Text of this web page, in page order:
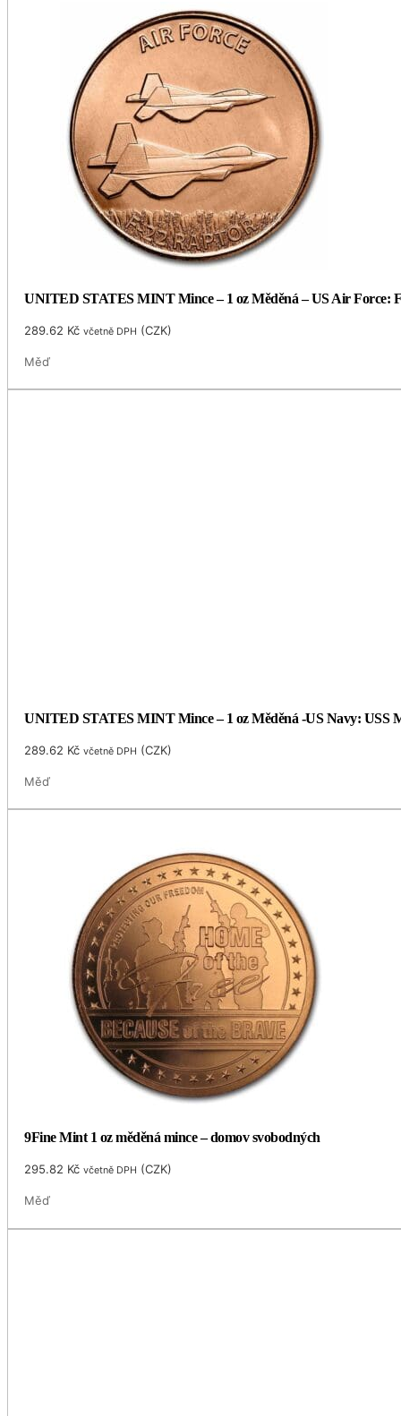
UNITED STATES MINT Mince – 1 oz Měděná – US Air Force:
289.62 Kč včetně DPH (CZK)
Měď
UNITED STATES MINT Mince – 1 oz Měděná -US Navy: USS
289.62 Kč včetně DPH (CZK)
Měď
9Fine Mint 1 oz měděná mince – domov svobodných
295.82 Kč včetně DPH (CZK)
Měď